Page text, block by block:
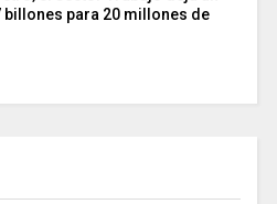
billones para 20 millones de